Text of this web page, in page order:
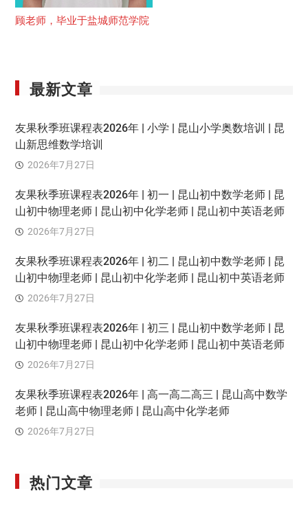
顾老师，毕业于盐城师范学院
最新文章
友果秋季班课程表2026年 | 小学 | 昆山小学奥数培训 | 昆
山新思维数学培训
2026年7月27日
友果秋季班课程表2026年 | 初一 | 昆山初中数学老师 | 昆
山初中物理老师 | 昆山初中化学老师 | 昆山初中英语老师
2026年7月27日
友果秋季班课程表2026年 | 初二 | 昆山初中数学老师 | 昆
山初中物理老师 | 昆山初中化学老师 | 昆山初中英语老师
2026年7月27日
友果秋季班课程表2026年 | 初三 | 昆山初中数学老师 | 昆
山初中物理老师 | 昆山初中化学老师 | 昆山初中英语老师
2026年7月27日
友果秋季班课程表2026年 | 高一高二高三 | 昆山高中数学
老师 | 昆山高中物理老师 | 昆山高中化学老师
2026年7月27日
热门文章